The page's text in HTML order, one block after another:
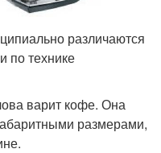
различаются
по технике
варит кофе. Она
размерами,